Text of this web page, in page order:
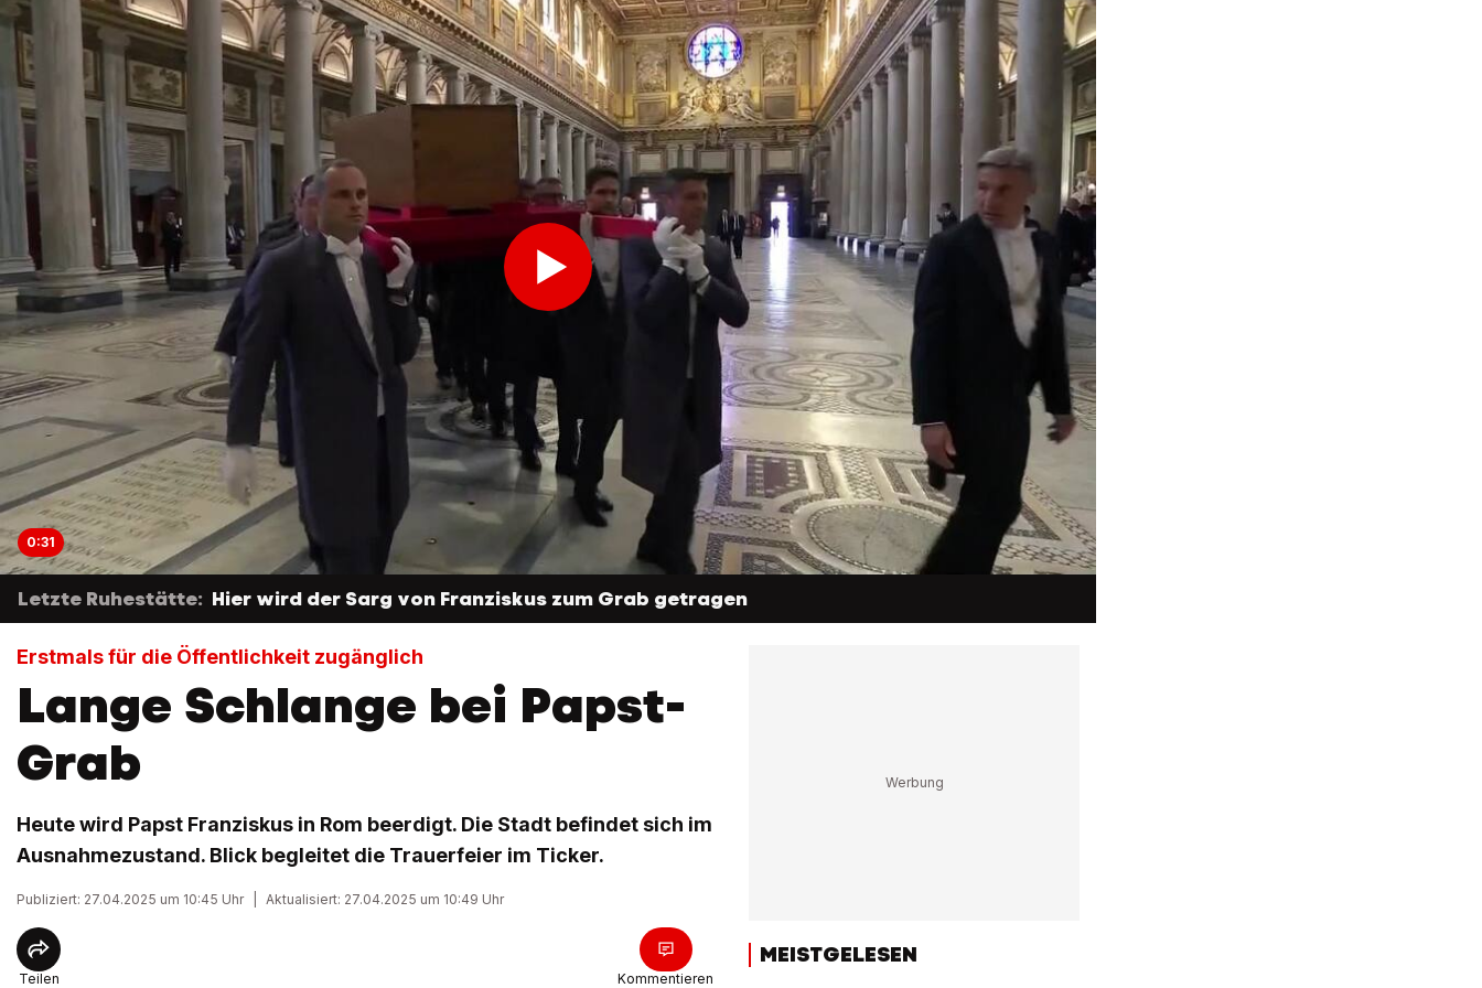
0:31
Letzte Ruhestätte: Hier wird der Sarg von Franziskus zum Grab getragen
Erstmals für die Öffentlichkeit zugänglich
Lange Schlange bei Papst-
Grab
Heute wird Papst Franziskus in Rom beerdigt. Die Stadt befindet sich im
Ausnahmezustand. Blick begleitet die Trauerfeier im Ticker.
Publiziert: 27.04.2025 um 10:45 Uhr Aktualisiert: 27.04.2025 um 10:49 Uhr
Teilen Kommentieren
MEISTGELESEN